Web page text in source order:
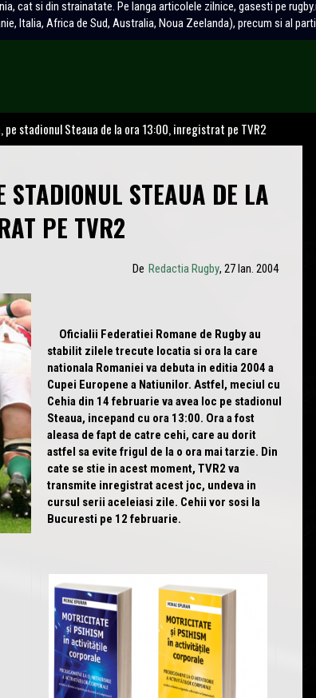
cat si din strainatate. Pe langa articolele zilnice, gasesti pe
Italia, Africa de Sud, Australia, Noua Zeelanda), precum si al
pe stadionul Steaua de la ora 13:00, inregistrat pe TVR2
STEAUA DE LA
PE TVR2
De Redactia Rugby, 27 Ian. 2004
Oficialii Federatiei Romane de Rugby au
stabilit zilele trecute locatia si ora la care
nationala Romaniei va debuta in editia 2004 a
Cupei Europene a Natiunilor. Astfel, meciul cu
Cehia din 14 februarie va avea loc pe stadionul
Steaua, incepand cu ora 13:00. Ora a fost
aleasa de fapt de catre cehi, care au dorit
astfel sa evite frigul de la o ora mai tarzie. Din
cate se stie in acest moment, TVR2 va
transmite inregistrat acest joc, undeva in
cursul serii aceleiasi zile. Cehii vor sosi la
Bucuresti pe 12 februarie.